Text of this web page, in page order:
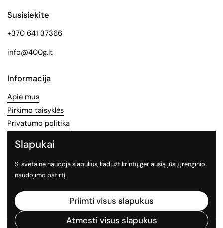
Susisiekite
+370 641 37366
info@400g.lt
Informacija
Apie mus
Pirkimo taisyklės
Privatumo politika
Socialinės medijos
Sekite mus socialiniuose tinkluose
Facebook
Slapukai
Ši svetainė naudoja slapukus, kad užtikrintų geriausią jūsų įrenginio
naudojimo patirtį.
Priimti visus slapukus
Atmesti visus slapukus